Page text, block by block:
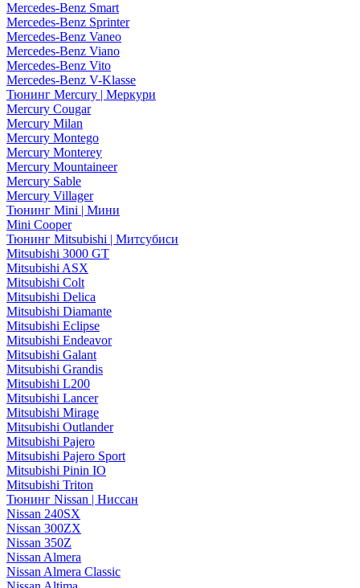
Mercedes-Benz Smart
Mercedes-Benz Sprinter
Mercedes-Benz Vaneo
Mercedes-Benz Viano
Mercedes-Benz Vito
Mercedes-Benz V-Klasse
Тюнинг Mercury | Меркури
Mercury Cougar
Mercury Milan
Mercury Montego
Mercury Monterey
Mercury Mountaineer
Mercury Sable
Mercury Villager
Тюнинг Mini | Мини
Mini Cooper
Тюнинг Mitsubishi | Митсубиси
Mitsubishi 3000 GT
Mitsubishi ASX
Mitsubishi Colt
Mitsubishi Delica
Mitsubishi Diamante
Mitsubishi Eclipse
Mitsubishi Endeavor
Mitsubishi Galant
Mitsubishi Grandis
Mitsubishi L200
Mitsubishi Lancer
Mitsubishi Mirage
Mitsubishi Outlander
Mitsubishi Pajero
Mitsubishi Pajero Sport
Mitsubishi Pinin IO
Mitsubishi Triton
Тюнинг Nissan | Ниссан
Nissan 240SX
Nissan 300ZX
Nissan 350Z
Nissan Almera
Nissan Almera Classic